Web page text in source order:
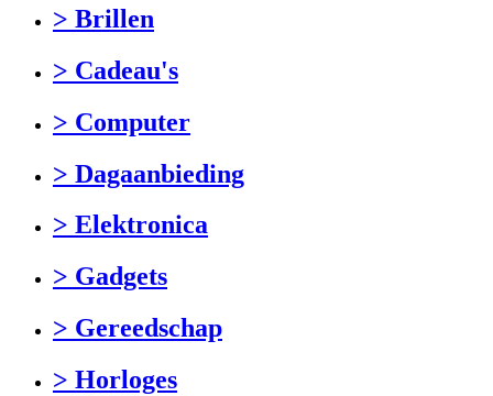
> Brillen
> Cadeau's
> Computer
> Dagaanbieding
> Elektronica
> Gadgets
> Gereedschap
> Horloges